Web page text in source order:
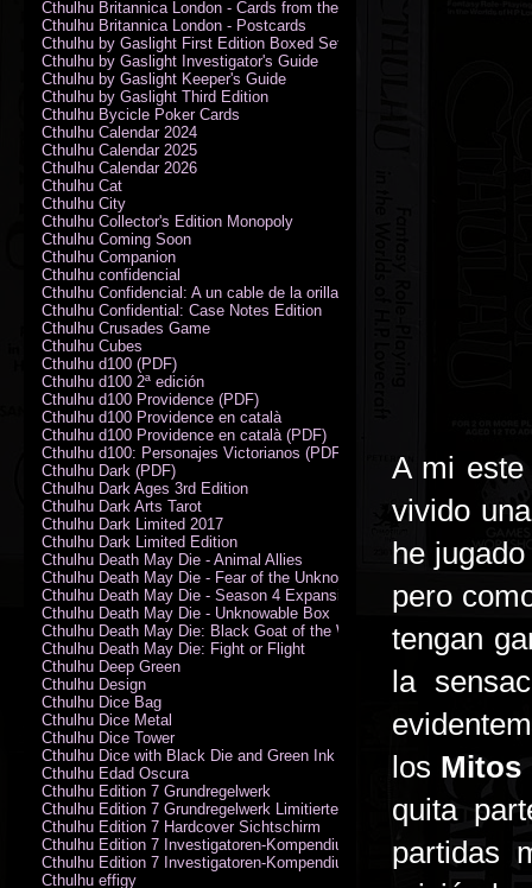
A mi
vivido
he
pero
tengan
la
los Mitos
quita
partidas
Cthulhu Britannica London - Cards from the Smoke
Cthulhu Britannica London - Postcards
Cthulhu by Gaslight First Edition Boxed Set
Cthulhu by Gaslight Investigator's Guide
Cthulhu by Gaslight Keeper's Guide
Cthulhu by Gaslight Third Edition
Cthulhu Bycicle Poker Cards
Cthulhu Calendar 2024
Cthulhu Calendar 2025
Cthulhu Calendar 2026
Cthulhu Cat
Cthulhu City
Cthulhu Collector's Edition Monopoly
Cthulhu Coming Soon
Cthulhu Companion
Cthulhu confidencial
Cthulhu Confidencial: A un cable de la orilla (PDF)
Cthulhu Confidential: Case Notes Edition
Cthulhu Crusades Game
Cthulhu Cubes
Cthulhu d100 (PDF)
Cthulhu d100 2ª edición
Cthulhu d100 Providence (PDF)
Cthulhu d100 Providence en català
Cthulhu d100 Providence en català (PDF)
Cthulhu d100: Personajes Victorianos (PDF)
Cthulhu Dark (PDF)
Cthulhu Dark Ages 3rd Edition
Cthulhu Dark Arts Tarot
Cthulhu Dark Limited 2017
Cthulhu Dark Limited Edition
Cthulhu Death May Die - Animal Allies
Cthulhu Death May Die - Fear of the Unknown
Cthulhu Death May Die - Season 4 Expansion
Cthulhu Death May Die - Unknowable Box
Cthulhu Death May Die: Black Goat of the Woods
Cthulhu Death May Die: Fight or Flight
Cthulhu Deep Green
Cthulhu Design
Cthulhu Dice Bag
Cthulhu Dice Metal
Cthulhu Dice Tower
Cthulhu Dice with Black Die and Green Ink
Cthulhu Edad Oscura
Cthulhu Edition 7 Grundregelwerk
Cthulhu Edition 7 Grundregelwerk Limitierte Edition
Cthulhu Edition 7 Hardcover Sichtschirm
Cthulhu Edition 7 Investigatoren-Kompendium
Cthulhu Edition 7 Investigatoren-Kompendium Limitierte Edition
Cthulhu effigy